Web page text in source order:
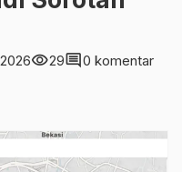
visibility29comment0 komentar